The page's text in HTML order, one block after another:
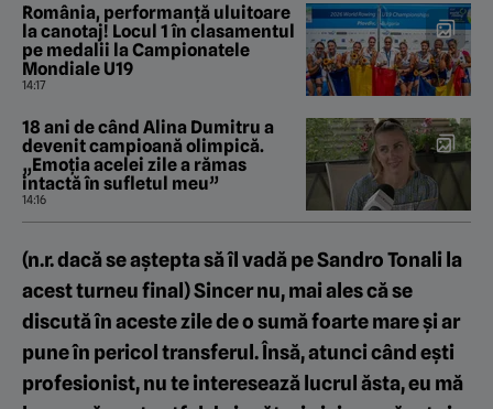
România, performanță uluitoare
la canotaj! Locul 1 în clasamentul
pe medalii la Campionatele
Mondiale U19
14:17
18 ani de când Alina Dumitru a
devenit campioană olimpică.
„Emoția acelei zile a rămas
intactă în sufletul meu”
14:16
(n.r. dacă se aștepta să îl vadă pe Sandro Tonali la
acest turneu final) Sincer nu, mai ales că se
discută în aceste zile de o sumă foarte mare și ar
pune în pericol transferul. Însă, atunci când ești
profesionist, nu te interesează lucrul ăsta, eu mă